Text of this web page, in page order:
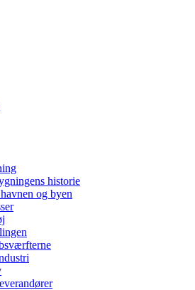
historie
og byen